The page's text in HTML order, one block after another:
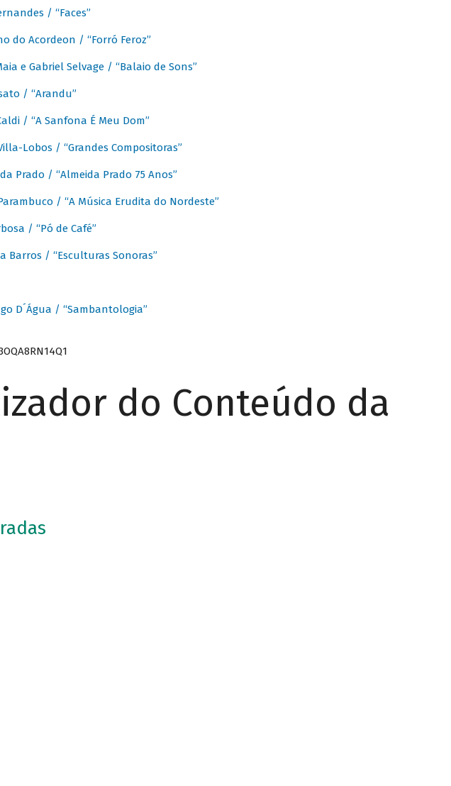
/ “Faces”
do Acordeon / “Forró Feroz”
e Gabriel Selvage / “Balaio de Sons”
/ “Arandu”
/ “A Sanfona É Meu Dom”
Lobos / “Grandes Compositoras”
Prado / “Almeida Prado 75 Anos”
/ “A Música Erudita do Nordeste”
/ “Pó de Café”
Barros / “Esculturas Sonoras”
D´Água / “Sambantologia”
do Conteúdo da